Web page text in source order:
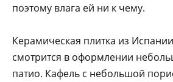
поэтому влага ей ни к чему.
Керамическая плитка из
смотрится в оформлении
патио. Кафель с небольшой